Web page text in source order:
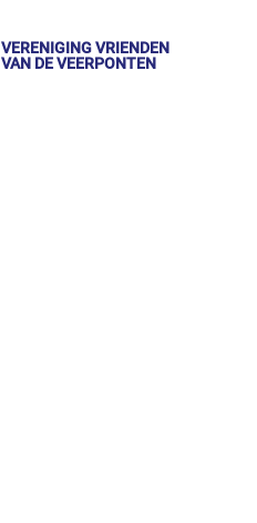
VERENIGING VRIENDEN
VAN DE VEERPONTEN